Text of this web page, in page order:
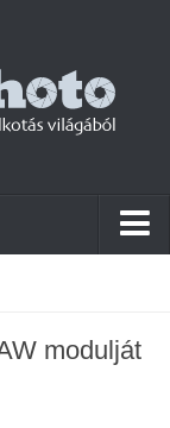
modulját